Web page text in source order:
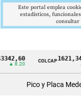
CintilloCOLCAP1621,34 pts
Pico y Placa
Este portal emplea
estadísticos,
consultar